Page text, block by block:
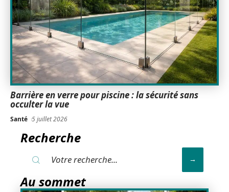
Barrière en verre pour piscine : la sécurité sans
occulter la vue
Santé 5 juillet 2026
Recherche
Au sommet